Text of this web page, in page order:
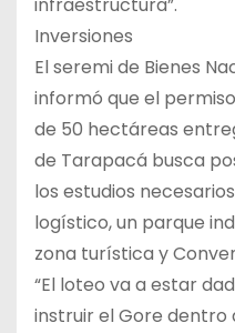
infraestructura”.
Inversiones
El seremi de Bienes
informó que el
de 50 hectáreas
de Tarapacá busca
los estudios
logístico, un parque
zona turística y
“El loteo va a estar
instruir el Gore dentro